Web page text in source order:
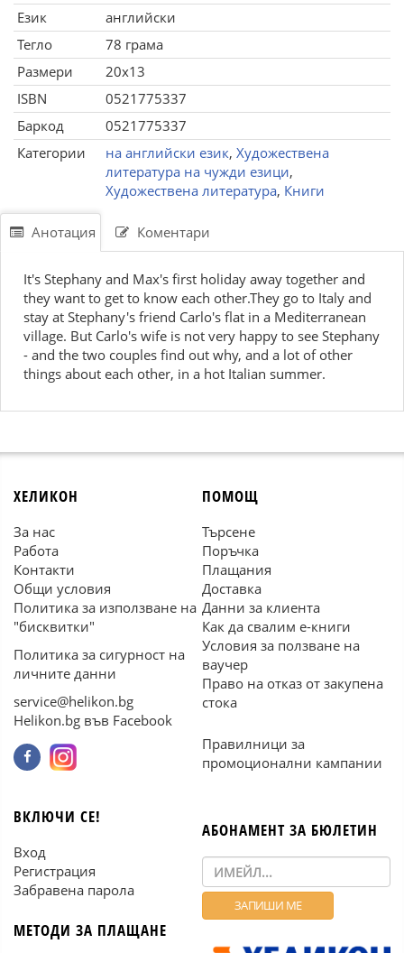
Език
английски
Тегло
78 грама
Размери
20x13
ISBN
0521775337
Баркод
0521775337
Категории
на английски език, Художествена
литература на чужди езици,
Художествена литература, Книги
Анотация Коментари
It's Stephany and Max's first holiday away together and
they want to get to know each other.They go to Italy and
stay at Stephany's friend Carlo's flat in a Mediterranean
village. But Carlo's wife is not very happy to see Stephany
- and the two couples find out why, and a lot of other
things about each other, in a hot Italian summer.
ХЕЛИКОН
За нас
Работа
Контакти
Общи условия
Политика за използване на
"бисквитки"
Политика за сигурност на
личните данни
service@helikon.bg
Helikon.bg във Facebook
ПОМОЩ
Търсене
Поръчка
Плащания
Доставка
Данни за клиента
Как да свалим е-книги
Условия за ползване на
ваучер
Право на отказ от закупена
стока
Правилници за
промоционални кампании
ВКЛЮЧИ СЕ!
Вход
Регистрация
Забравена парола
МЕТОДИ ЗА ПЛАЩАНЕ
АБОНАМЕНТ ЗА БЮЛЕТИН